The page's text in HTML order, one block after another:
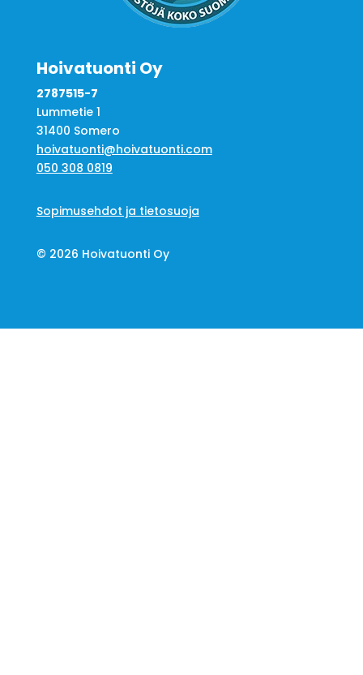
Hoivatuonti Oy
2787515-7
Lummetie 1
31400 Somero
hoivatuonti@hoivatuonti.com
050 308 0819
Sopimusehdot ja tietosuoja
© 2026 Hoivatuonti Oy